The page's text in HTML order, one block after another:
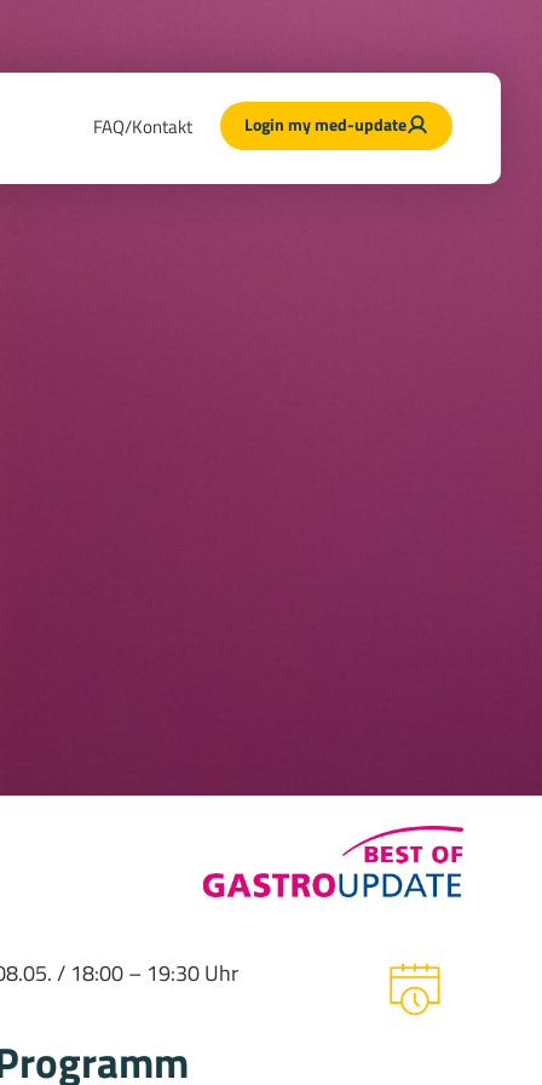
FAQ/Kontakt Login my med-update
/ 18:00 – 19:30 Uhr